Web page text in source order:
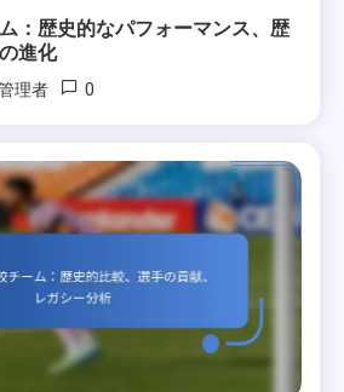
：歴史的なパフォーマンス、歴
進化
理者 0